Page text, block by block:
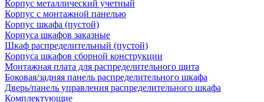
Корпус металлический учетный
Корпус с монтажной панелью
Корпус шкафа (пустой)
Корпуса шкафов заказные
Шкаф распределительный (пустой)
Корпуса шкафов сборной конструкции
Монтажная плата для распределительного щита
Боковая/задняя панель распределительного шкафа
Дверь/панель управления распределительного шкафа
Комплектующие